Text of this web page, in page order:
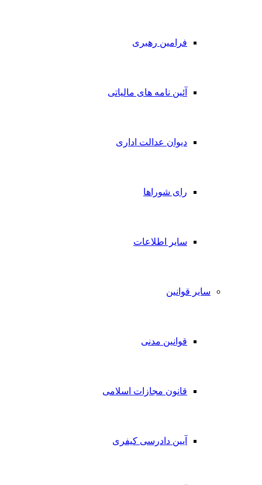
فرامین رهبری
آئین نامه های مالیاتی
دیوان عدالت اداری
رای شوراها
سایر اطلاعات
سایر قوانین
قوانین مدنی
قانون مجازات اسلامی
آیین دادرسی کیفری